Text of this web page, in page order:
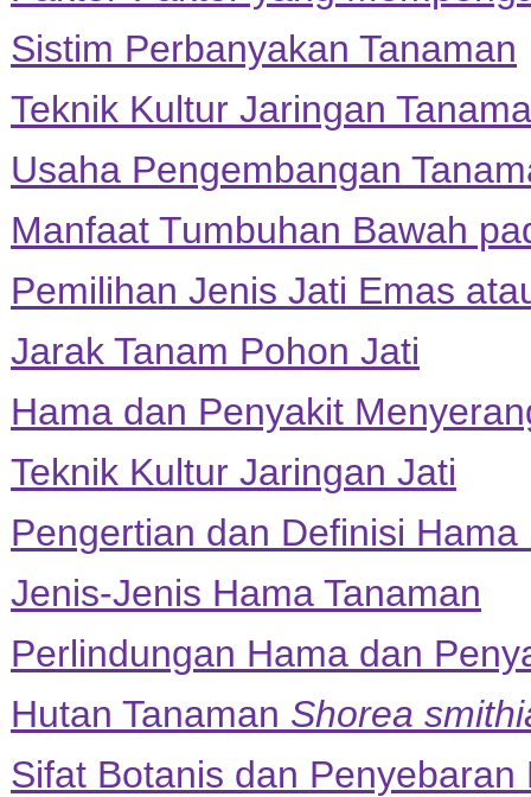
Sistim Perbanyakan Tanaman
Teknik Kultur Jaringan
Usaha Pengembangan
Manfaat Tumbuhan Bawah
Pemilihan Jenis Jati Emas
Jarak Tanam Pohon Jati
Hama dan Penyakit
Teknik Kultur Jaringan Jati
Pengertian dan Definisi Hama
Jenis-Jenis Hama Tanaman
Perlindungan Hama dan
Hutan Tanaman Shorea
Sifat Botanis dan